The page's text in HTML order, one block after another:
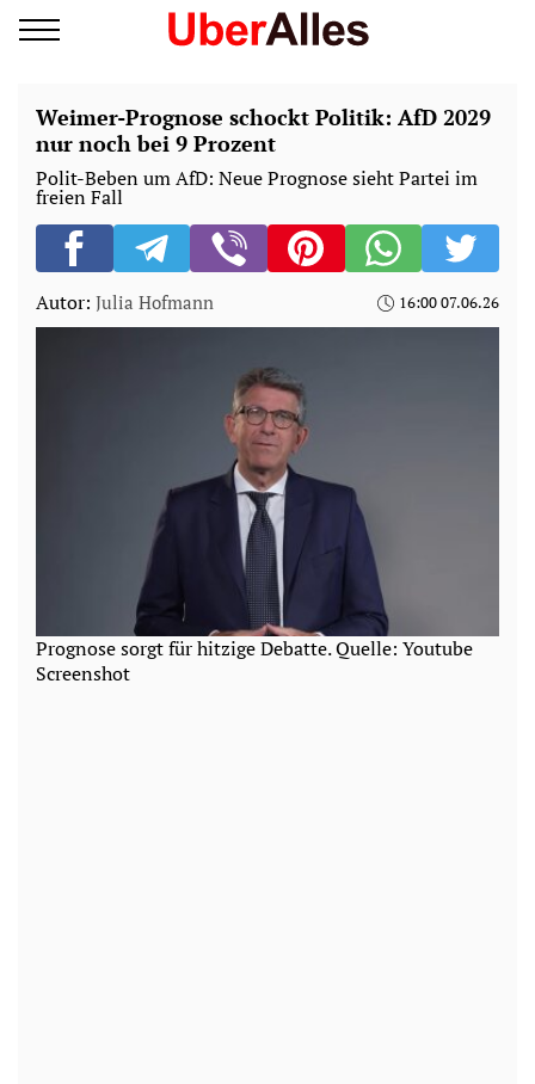
Weimer-Prognose schockt Politik: AfD 2029
nur noch bei 9 Prozent
Polit-Beben um AfD: Neue Prognose sieht Partei im
freien Fall
Autor: Julia Hofmann 16:00 07.06.26
Prognose sorgt für hitzige Debatte. Quelle: Youtube
Screenshot